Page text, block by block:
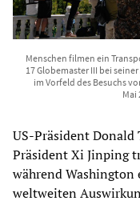
Menschen filmen ein
17 Globemaster III bei
im Vorfeld des Besuchs
Mai
US-Präsident Donald
Präsident Xi Jinping
während
weltweiten